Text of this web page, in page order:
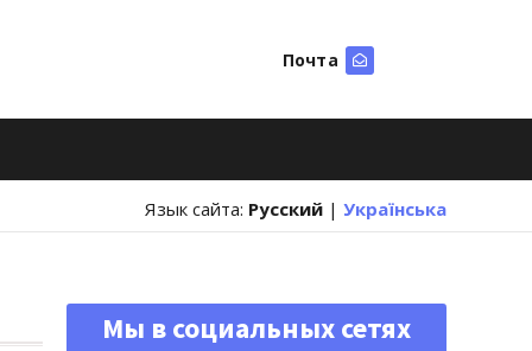
Почта
Язык сайта: Русский | Українська
Мы в социальных сетях